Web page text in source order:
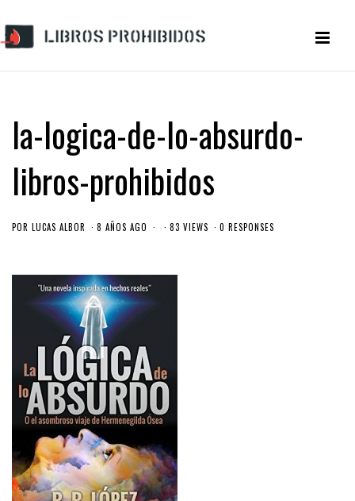
la-logica-de-lo-absurdo-
libros-prohibidos
POR LUCAS ALBOR 8 AÑOS AGO 83 VIEWS 0 RESPONSES